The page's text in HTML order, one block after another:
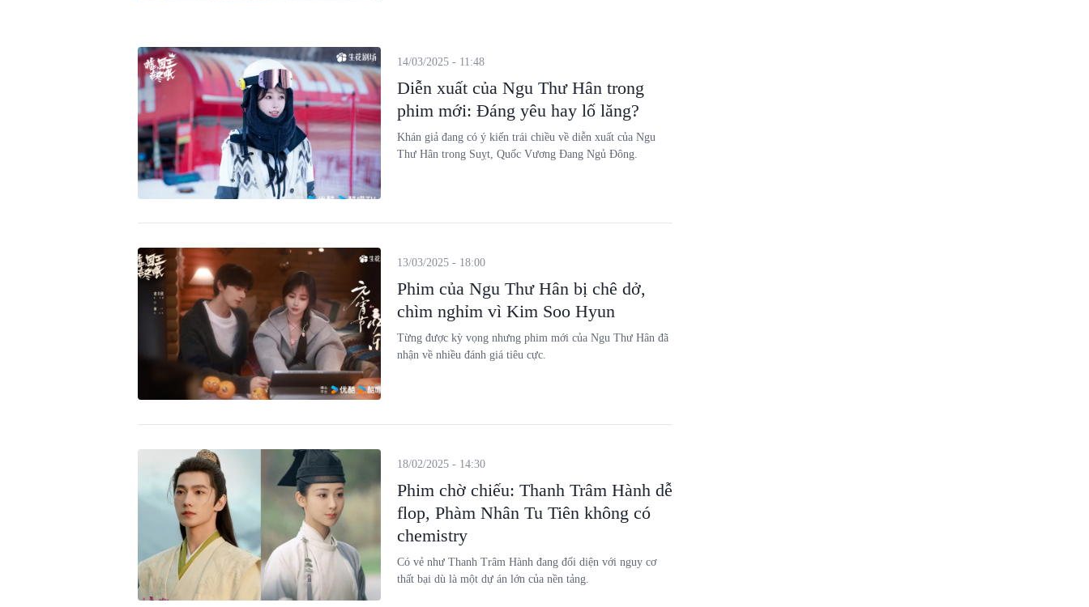
Diễn xuất của Ngu Thư Hân trong
phim mới: Đáng yêu hay lố lăng?
14/03/2025 - 11:48
Khán giả đang có ý kiến trái chiều về diễn xuất của Ngu
Thư Hân trong Suỵt, Quốc Vương Đang Ngủ Đông.
Phim của Ngu Thư Hân bị chê dở,
chìm nghỉm vì Kim Soo Hyun
13/03/2025 - 18:00
Từng được kỳ vọng nhưng phim mới của Ngu Thư Hân đã
nhận về nhiều đánh giá tiêu cực.
Phim chờ chiếu: Thanh Trâm Hành dễ
flop, Phàm Nhân Tu Tiên không có
chemistry
18/02/2025 - 14:30
Có vẻ như Thanh Trâm Hành đang đối diện với nguy cơ
thất bại dù là một dự án lớn của nền tảng.